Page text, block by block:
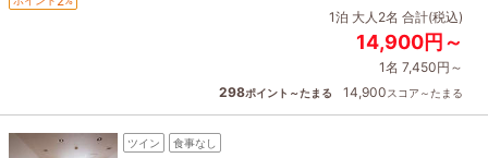
1泊 大人2名 合計(税込)
14,900円～
1名 7,450円～
298ポイント～たまる 14,900スコア～たまる
ツイン 食事なし